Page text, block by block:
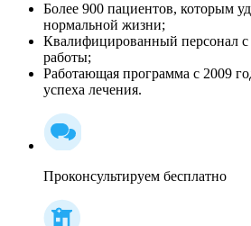
Более 900 пациентов, которым
нормальной жизни;
Квалифицированный персонал
работы;
Работающая программа с 2009
успеха лечения.
Проконсультируем бесплатно